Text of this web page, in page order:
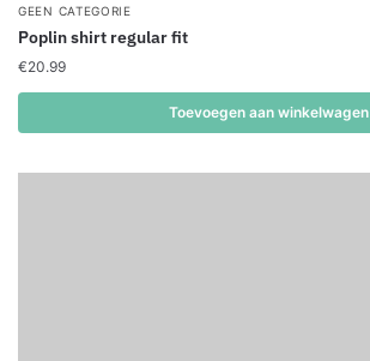
GEEN CATEGORIE
Poplin shirt regular fit
€20.99
Toevoegen aan winkelwagen